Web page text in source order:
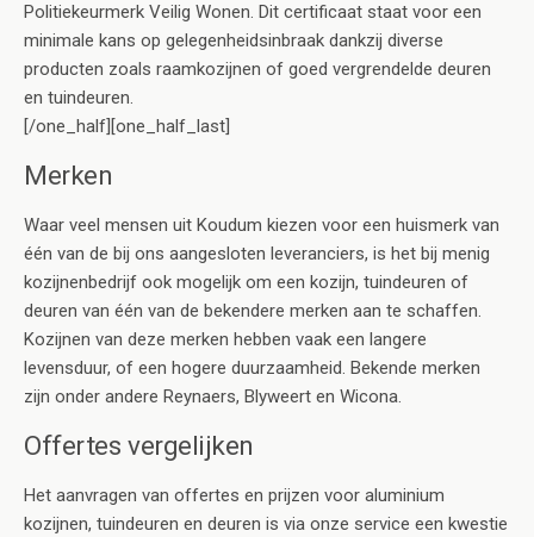
Politiekeurmerk Veilig Wonen. Dit certificaat staat voor een
minimale kans op gelegenheidsinbraak dankzij diverse
producten zoals raamkozijnen of goed vergrendelde deuren
en tuindeuren.
[/one_half][one_half_last]
Merken
Waar veel mensen uit Koudum kiezen voor een huismerk van
één van de bij ons aangesloten leveranciers, is het bij menig
kozijnenbedrijf ook mogelijk om een kozijn, tuindeuren of
deuren van één van de bekendere merken aan te schaffen.
Kozijnen van deze merken hebben vaak een langere
levensduur, of een hogere duurzaamheid. Bekende merken
zijn onder andere Reynaers, Blyweert en Wicona.
Offertes vergelijken
Het aanvragen van offertes en prijzen voor aluminium
kozijnen, tuindeuren en deuren is via onze service een kwestie